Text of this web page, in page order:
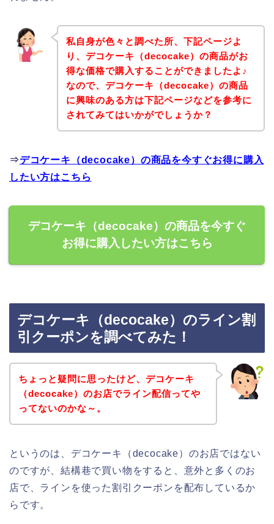
私自身が色々と調べた所、下記ページよ
り、デコケーキ（decocake）の商品がお
得な価格で購入することができましたよ♪
なので、デコケーキ（decocake）の商品
に興味のある方は下記ページなどを参考に
されてみてはいかがでしょうか？
⇒デコケーキ（decocake）の商品を今すぐお得に購入
したい方はこちら
デコケーキ（decocake）の商品を今すぐ
お得に購入したい方はこちら
デコケーキ（decocake）のライン割
引クーポンを調べてみた！
ちょっと疑問に思ったけど、デコケーキ
（decocake）のお店でライン配信ってや
ってないのかな～。
というのは、デコケーキ（decocake）のお店ではない
のですが、結構巷で買い物をすると、意外と多くのお
店で、ラインを使った割引クーポンを配布しているか
らです。